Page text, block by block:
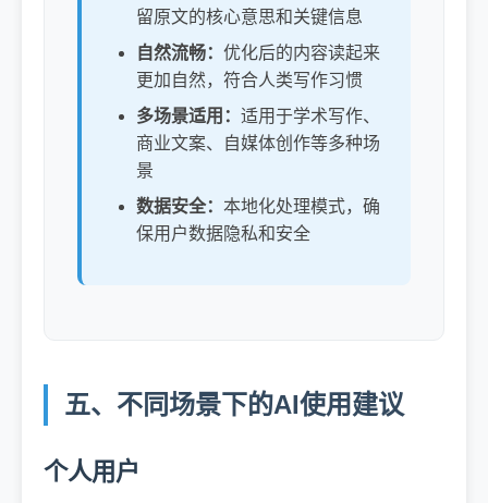
留原文的核心意思和关键信息
自然流畅： 优化后的内容读起来
更加自然，符合人类写作习惯
多场景适用： 适用于学术写作、
商业文案、自媒体创作等多种场
景
数据安全： 本地化处理模式，确
保用户数据隐私和安全
五、不同场景下的AI使用建议
个人用户